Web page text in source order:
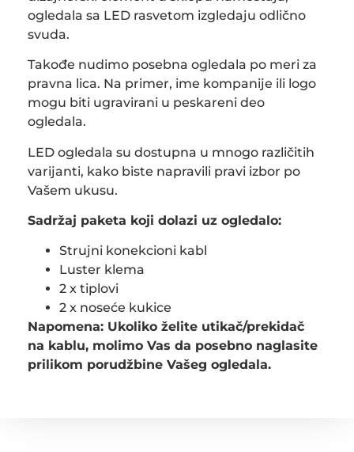
ogledala sa LED rasvetom izgledaju odlično
svuda.
Takođe nudimo posebna ogledala po meri za
pravna lica. Na primer, ime kompanije ili logo
mogu biti ugravirani u peskareni deo
ogledala.
LED ogledala su dostupna u mnogo različitih
varijanti, kako biste napravili pravi izbor po
Vašem ukusu.
Sadržaj paketa koji dolazi uz ogledalo:
Strujni konekcioni kabl
Luster klema
2 x tiplovi
2 x noseće kukice
Napomena: Ukoliko želite utikač/prekidač
na kablu, molimo Vas da posebno naglasite
prilikom porudžbine Vašeg ogledala.